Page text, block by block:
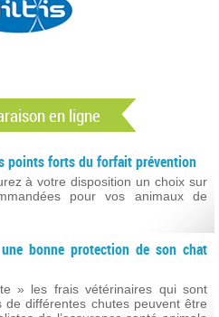
en ligne
points forts du forfait prévention
à votre disposition un choix sur
pour vos animaux de
bonne protection de son chat
» les frais vétérinaires qui sont
différentes chutes peuvent être